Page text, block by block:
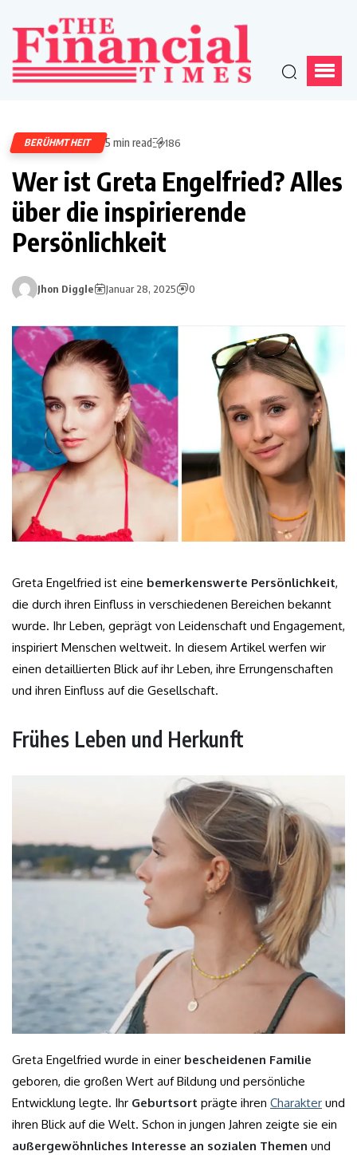
BERÜHMTHEIT 5 min read 186
Wer ist Greta Engelfried? Alles
über die inspirierende
Persönlichkeit
Jhon Diggle Januar 28, 2025 0
Greta Engelfried ist eine bemerkenswerte Persönlichkeit,
die durch ihren Einfluss in verschiedenen Bereichen bekannt
wurde. Ihr Leben, geprägt von Leidenschaft und Engagement,
inspiriert Menschen weltweit. In diesem Artikel werfen wir
einen detaillierten Blick auf ihr Leben, ihre Errungenschaften
und ihren Einfluss auf die Gesellschaft.
Frühes Leben und Herkunft
Greta Engelfried wurde in einer bescheidenen Familie
geboren, die großen Wert auf Bildung und persönliche
Entwicklung legte. Ihr Geburtsort prägte ihren Charakter und
ihren Blick auf die Welt. Schon in jungen Jahren zeigte sie ein
außergewöhnliches Interesse an sozialen Themen und